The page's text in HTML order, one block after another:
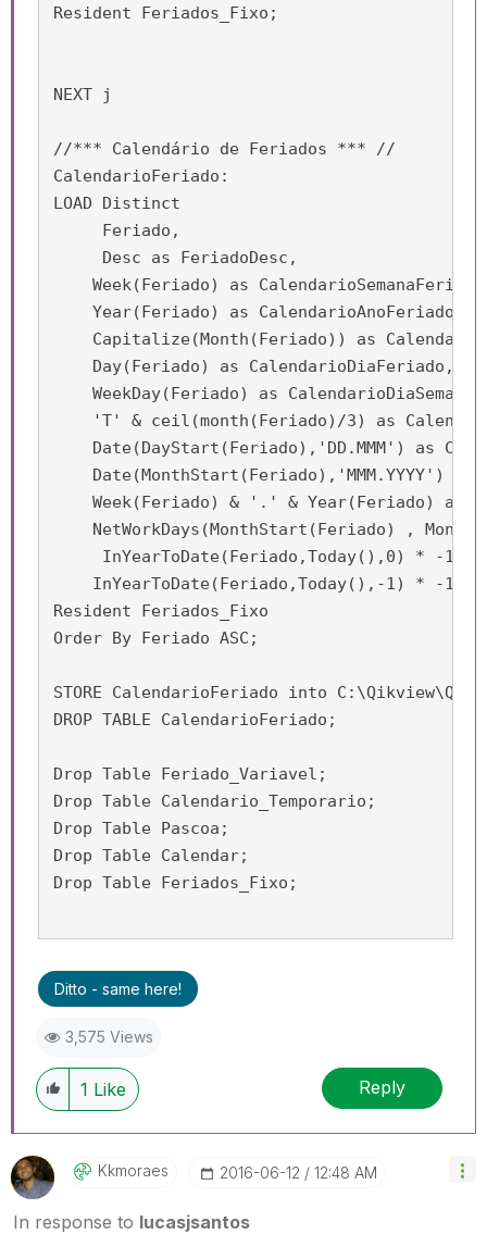
Resident Feriados_Fixo;
NEXT j
//*** Calendário de Feriados *** //
CalendarioFeriado:
LOAD Distinct
Feriado,
Desc as FeriadoDesc,
Week(Feriado) as
Year(Feriado) as CalendarioAnoFeriado,
Capitalize(Month(Feriado)) as
Day(Feriado) as CalendarioDiaFeriado,
WeekDay(Feriado) as
'T' & ceil(month(Feriado)/3) as
Date(DayStart(Feriado),'DD.MMM') as
Week(Feriado) & '.' & Year(Feriado) as
NetWorkDays(MonthStart(Feriado) ,
InYearToDate(Feriado,Today(),0) * -1 as
InYearToDate(Feriado,Today(),-1) * -1 as
Resident Feriados_Fixo
Order By Feriado ASC;
STORE CalendarioFeriado into
DROP TABLE CalendarioFeriado;
Drop Table Feriado_Variavel;
Drop Table Calendario_Temporario;
Drop Table Pascoa;
Drop Table Calendar;
Drop Table Feriados_Fixo;
Ditto - same here!
3,575 Views
1 Like Reply
Kkmoraes ‎2016-06-12 12:48 AM
In response to lucasjsantos